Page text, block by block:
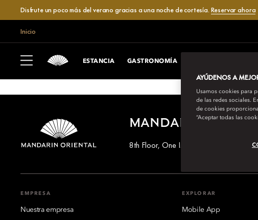
Disfrute un poco más del verano gracias a una noche de cortesía. Reservar ahora
Inicio
ESTANCIA GASTRONOMÍA
MANDARIN
8th Floor, One Island East, Taikoo
EMPRESA
Nuestra empresa
EXPLORAR
Mobile App
AYÚDENOS A
Usamos cookies para
de las redes sociales.
de cookies
“Aceptar todas las